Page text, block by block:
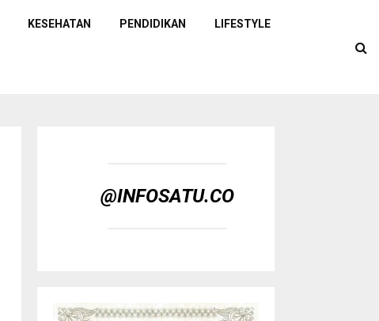
KESEHATAN PENDIDIKAN LIFESTYLE
@INFOSATU.CO